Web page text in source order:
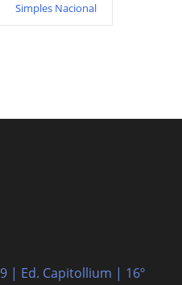
Simples Nacional
| Ed. Capitollium | 16º